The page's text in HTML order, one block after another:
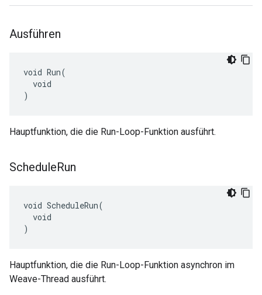
Ausführen
void Run(
  void
)
Hauptfunktion, die die Run-Loop-Funktion ausführt.
ScheduleRun
void ScheduleRun(
  void
)
Hauptfunktion, die die Run-Loop-Funktion asynchron im
Weave-Thread ausführt.